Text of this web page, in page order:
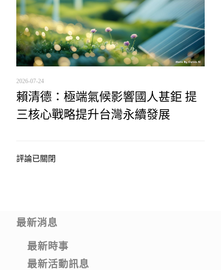
2026-07-24
賴清德：極端氣候影響國人甚鉅 提
三核心戰略提升台灣永續發展
評論已關閉
最新消息
最新時事
最新活動訊息